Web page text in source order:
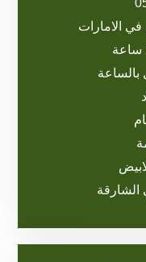
الامارات